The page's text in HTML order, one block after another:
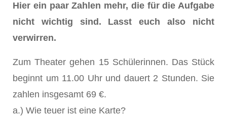
Hier ein paar Zahlen mehr, die für die Aufgabe
nicht wichtig sind. Lasst euch also nicht
verwirren.
Zum Theater gehen 15 Schülerinnen. Das Stück
beginnt um 11.00 Uhr und dauert 2 Stunden. Sie
zahlen insgesamt 69 €.
a.) Wie teuer ist eine Karte?